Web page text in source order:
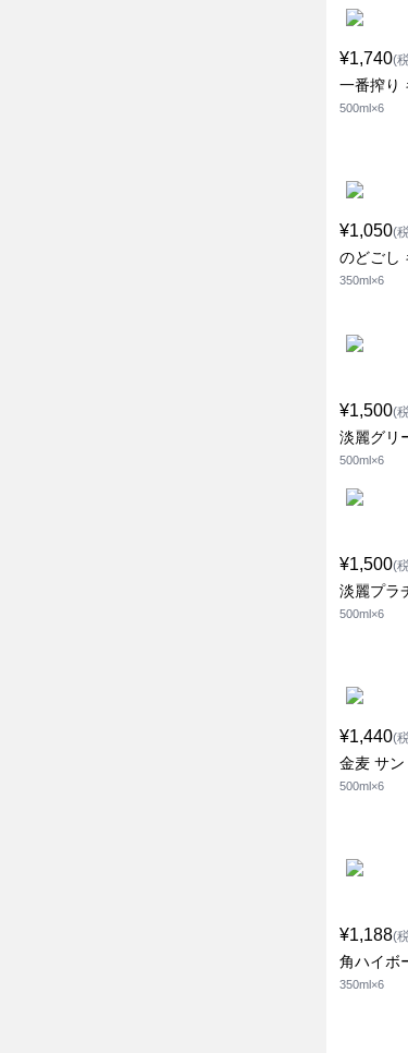
¥1,740(
一番搾り
500ml×6
¥1,050(
のどごし
350ml×6
¥1,500(
淡麗グリ
500ml×6
¥1,500(
淡麗プラ
500ml×6
¥1,440(
金麦 サン
500ml×6
¥1,188(
角ハイボ
350ml×6